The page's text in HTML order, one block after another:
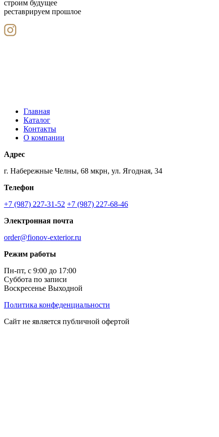
строим будущее
реставрируем прошлое
Главная
Каталог
Контакты
О компании
Адрес
г. Набережные Челны, 68 мкрн, ул. Ягодная, 34
Телефон
+7 (987) 227-31-52 +7 (987) 227-68-46
Электронная почта
order@fionov-exterior.ru
Режим работы
Пн-пт, с 9:00 до 17:00
Суббота по записи
Воскресенье Выходной
Политика конфеденциальности
Сайт не является публичной офертой